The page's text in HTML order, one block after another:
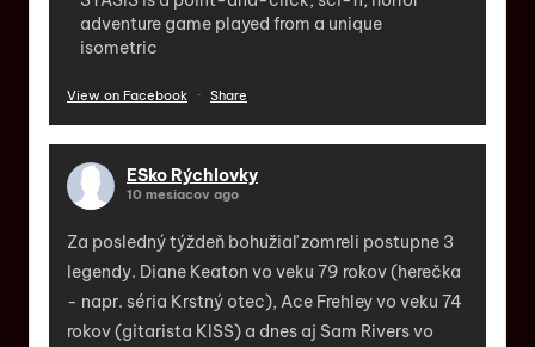
adventure game played from a unique
isometric
View on Facebook · Share
ESko Rýchlovky
10 mesiacov ago
Za posledný týždeň bohužiaľ zomreli postupne 3
legendy. Diane Keaton vo veku 79 rokov (herečka
- napr. séria Krstný otec), Ace Frehley vo veku 74
rokov (gitarista KISS) a dnes aj Sam Rivers vo